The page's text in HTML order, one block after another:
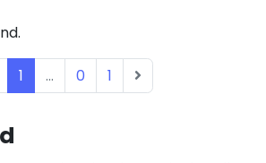
1 ... 0 1